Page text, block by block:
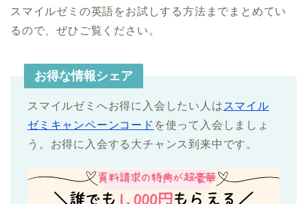
スマイルゼミの英語をお試しする方法までまとめてい
るので、ぜひご覧ください。
お得な情報シェア
スマイルゼミへお得に入会したい人は スマイル
ゼミキャンペーンコード を使って入会しましょ
う。お得に入会する大チャンス到来中です。